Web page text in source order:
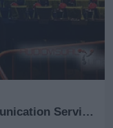
AV LINE Audiovisual Line Communication Services